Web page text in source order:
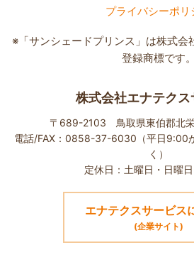
プライバシーポリ
※「サンシェードプリンス」は株式会
登録商標です。
株式会社エナテクス
〒689-2103 鳥取県東伯郡北
電話/FAX：0858-37-6030（平日9:00
く）
定休日：土曜日・日曜
エナテクスサービス
(企業サイト)